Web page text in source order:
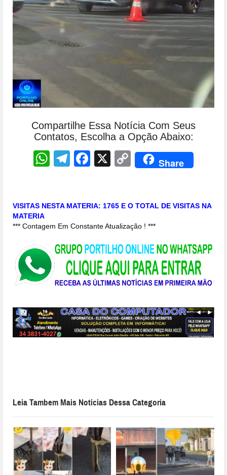
Compartilhe Essa Notícia Com Seus
Contatos, Escolha a Opção Abaixo:
WhatsApp
Telegram
Facebook
X CopyShare
VISITAS NESTA MATERIA: 1765 E O TOTAL DE VISITAS NA
MATERIA
*** Contagem Em Constante Atualização ! ***
Leia Tambem Mais Noticias Dessa Categoria